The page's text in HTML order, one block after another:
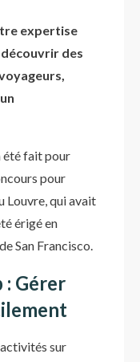
expertise
des
été fait pour
pour
Louvre, qui avait
érigé en
San Francisco.
: Gérer
sur